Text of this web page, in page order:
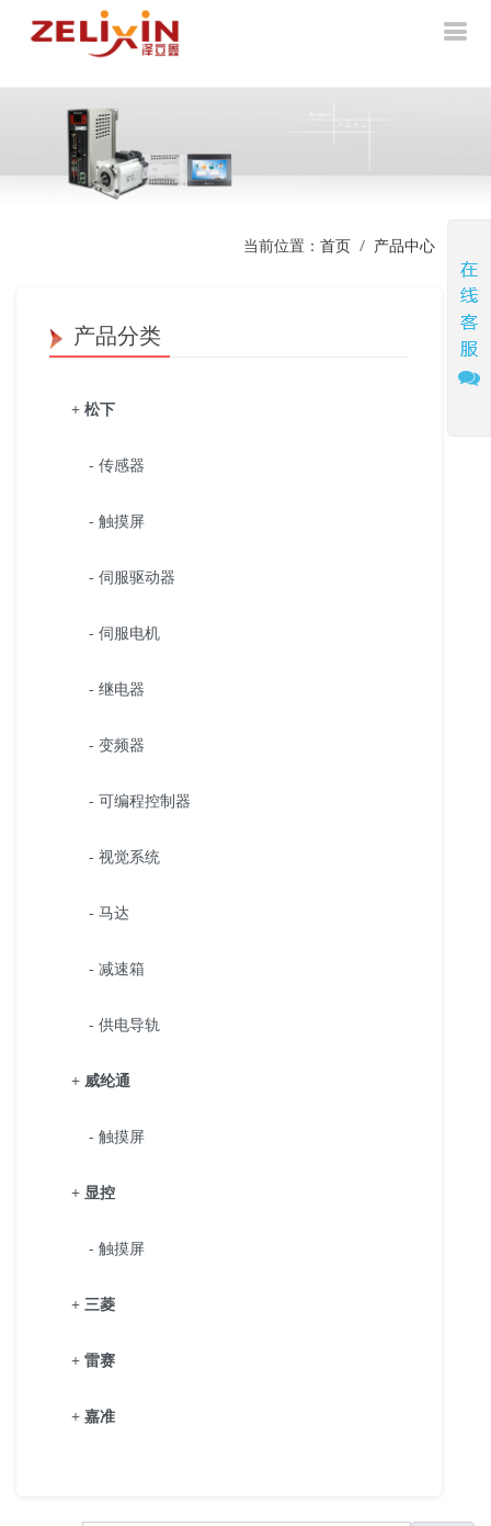
当前位置： 首页 产品中心
产品分类
+ 松下
- 传感器
- 触摸屏
- 伺服驱动器
- 伺服电机
- 继电器
- 变频器
- 可编程控制器
- 视觉系统
- 马达
- 减速箱
- 供电导轨
+ 威纶通
- 触摸屏
+ 显控
- 触摸屏
+ 三菱
+ 雷赛
+ 嘉准